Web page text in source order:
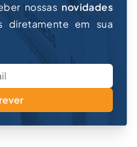
nossas novidades
diretamente em sua